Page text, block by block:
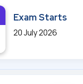
Exam Starts
20 July 2026